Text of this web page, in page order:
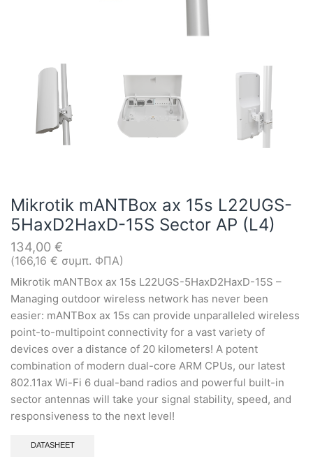
Mikrotik mANTBox ax 15s L22UGS-
5HaxD2HaxD-15S Sector AP (L4)
134,00 €
(166,16 € συμπ. ΦΠΑ)
Mikrotik mANTBox ax 15s L22UGS-5HaxD2HaxD-15S –
Managing outdoor wireless network has never been
easier: mANTBox ax 15s can provide unparalleled wireless
point-to-multipoint connectivity for a vast variety of
devices over a distance of 20 kilometers! A potent
combination of modern dual-core ARM CPUs, our latest
802.11ax Wi-Fi 6 dual-band radios and powerful built-in
sector antennas will take your signal stability, speed, and
responsiveness to the next level!
DATASHEET